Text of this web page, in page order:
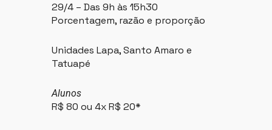
29/4 – Das 9h às 15h30
Porcentagem, razão e proporção
Unidades Lapa, Santo Amaro e
Tatuapé
Alunos
R$ 80 ou 4x R$ 20*